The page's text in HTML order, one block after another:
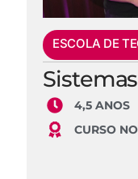
ESCOLA DE
4,5 ANOS
CURSO